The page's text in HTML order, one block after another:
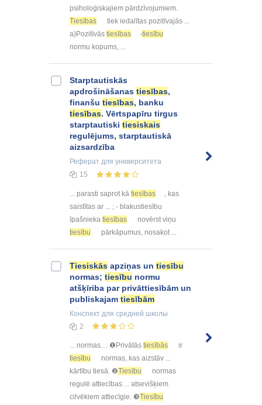
psiholoģiskajiem pārdzīvojumiem.
Tiesības
tiek iedalītas pozitīvajās ...
a)Pozitīvās tiesības -tiesību
normu kopums, ...
Starptautiskās
apdrošināšanas tiesības,
finanšu tiesības, banku
tiesības. Vērtspapīru tirgus
starptautiski tiesiskais
regulējums, starptautiskā
aizsardzība
Реферат для университета
15
... parasti saprot kā tiesības
, kas
saistītas ar ... ; - blakustiesību
īpašnieka tiesības
novērst viņu
tiesību
pārkāpumus, nosakot ...
Tiesiskās apziņas un tiesību
normas; tiesību normu
atšķīriba par privāttiesībām un
publiskajam tiesībām
Конспект для средней школы
2
... normas… ❶Privātās tiesībās
ir
tiesību
normas, kas aizstāv ...
kārtību tiesā. ❷Tiesību
normas
regulē attiecības ... atsevišķiem
cilvēkiem attiecīgie. ❸Tiesību